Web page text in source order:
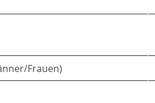
Frauen)